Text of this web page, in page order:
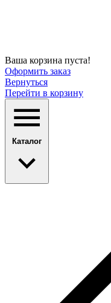
Ваша корзина пуста!
Оформить заказ
Вернуться
Перейти в корзину
Каталог